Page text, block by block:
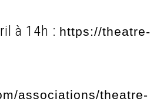
à 14h : https://theatre-
associations/theatre-